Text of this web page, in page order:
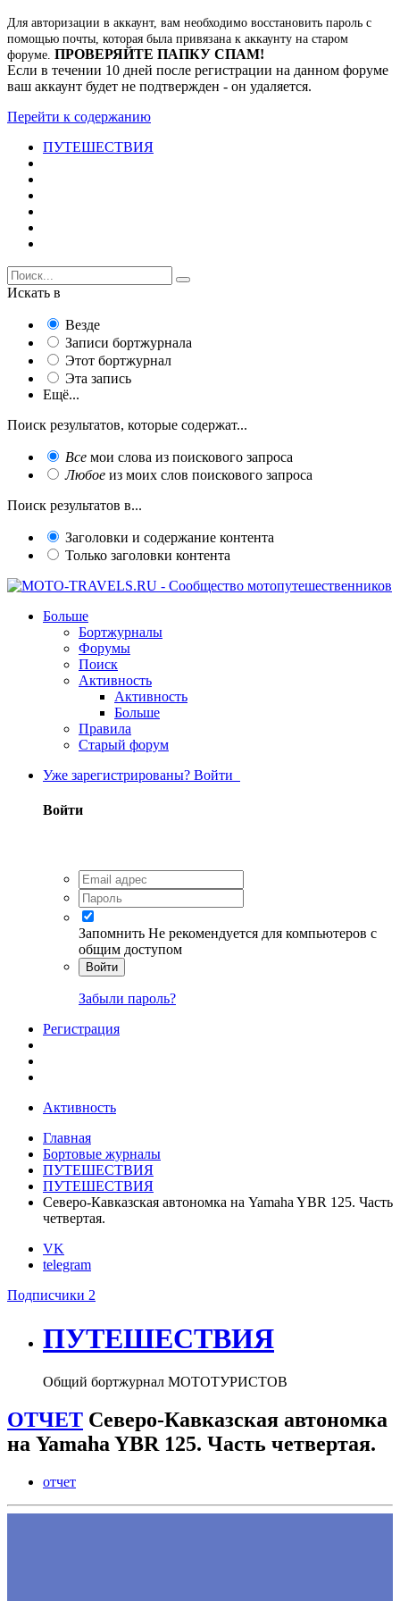
Для авторизации в аккаунт, вам необходимо восстановить пароль с
помощью почты, которая была привязана к аккаунту на старом
форуме. ПРОВЕРЯЙТЕ ПАПКУ СПАМ!
Если в течении 10 дней после регистрации на данном форуме
ваш аккаунт будет не подтвержден - он удаляется.
Перейти к содержанию
ПУТЕШЕСТВИЯ
Искать в
Везде
Записи бортжурнала
Этот бортжурнал
Эта запись
Ещё...
Поиск результатов, которые содержат...
Все мои слова из поискового запроса
Любое из моих слов поискового запроса
Поиск результатов в...
Заголовки и содержание контента
Только заголовки контента
Больше
Бортжурналы
Форумы
Поиск
Активность
Активность
Больше
Правила
Старый форум
Уже зарегистрированы? Войти
Войти
Запомнить Не рекомендуется для компьютеров с
общим доступом
Войти
Забыли пароль?
Регистрация
Активность
Главная
Бортовые журналы
ПУТЕШЕСТВИЯ
ПУТЕШЕСТВИЯ
Северо-Кавказская автономка на Yamaha YBR 125. Часть
четвертая.
VK
telegram
Подписчики 2
ПУТЕШЕСТВИЯ
Общий бортжурнал МОТОТУРИСТОВ
ОТЧЕТ Северо-Кавказская автономка
на Yamaha YBR 125. Часть четвертая.
отчет